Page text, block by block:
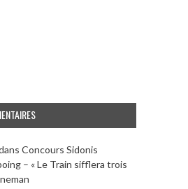
Concours Sidonis
– « Le Train sifflera trois